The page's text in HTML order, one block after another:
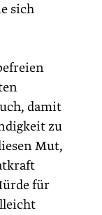
sich
damit
zu
Mut,
für